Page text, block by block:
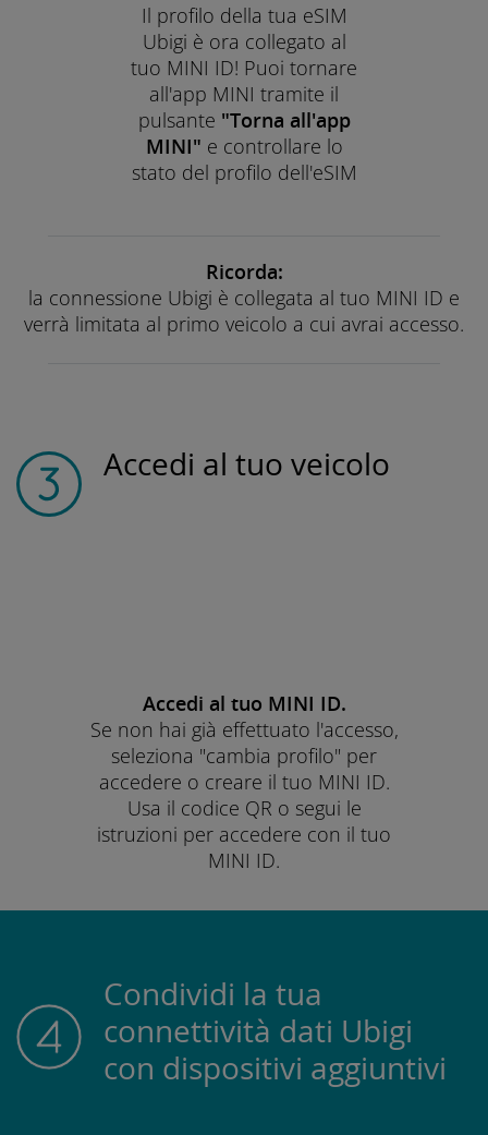
Il profilo della tua eSIM
Ubigi è ora collegato al
tuo MINI ID! Puoi tornare
all'app MINI tramite il
pulsante "Torna all'app
MINI" e controllare lo
stato del profilo dell'eSIM
Ricorda:
la connessione Ubigi è collegata al tuo MINI ID e
verrà limitata al primo veicolo a cui avrai accesso.
Accedi al tuo veicolo
Accedi al tuo MINI ID.
Se non hai già effettuato l'accesso,
seleziona "cambia profilo" per
accedere o creare il tuo MINI ID.
Usa il codice QR o segui le
istruzioni per accedere con il tuo
MINI ID.
Condividi la tua
connettività dati Ubigi
con dispositivi aggiuntivi